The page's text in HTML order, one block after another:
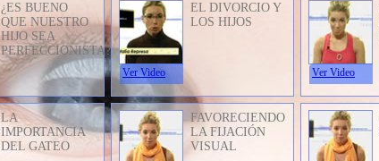
¿ES BUENO
QUE NUESTRO
HIJO SEA
PERFECCIONISTA?
Ver Video
EL DIVORCIO Y
LOS HIJOS
Ver Video
LA
IMPORTANCIA
DEL GATEO
FAVORECIENDO
LA FIJACIÓN
VISUAL